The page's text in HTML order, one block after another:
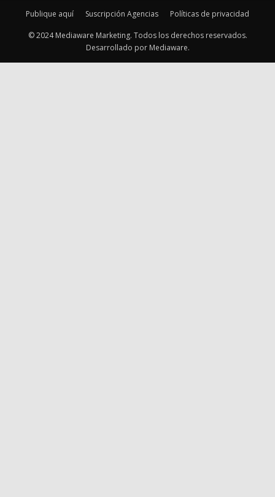
Publique aquí Suscripción Agencias Políticas de privacidad
© 2024 Mediaware Marketing. Todos los derechos reservados.
Desarrollado por Mediaware.